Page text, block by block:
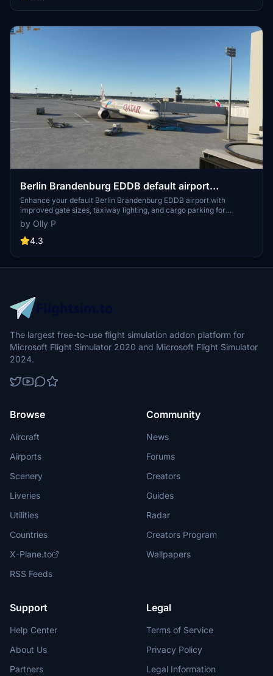
Berlin Brandenburg EDDB default airport
UPGRADE
Enhance your default Berlin Brandenburg EDDB airport with
improved gate sizes, taxiway lighting, and cargo parking for
freighters in this upgrade add-on. Ideal for users looking to enhance
their AI traffic experience in Microsoft Flight Simulator.
by Olly P
4.3
The largest free-to-use flight simulation addon platform for
Microsoft Flight Simulator 2020 and Microsoft Flight Simulator
2024.
Browse
Aircraft
Airports
Scenery
Liveries
Utilities
Countries
X-Plane.to
RSS Feeds
Community
News
Forums
Creators
Guides
Radar
Creators Program
Wallpapers
Support
Help Center
About Us
Partners
Legal
Terms of Service
Privacy Policy
Legal Information